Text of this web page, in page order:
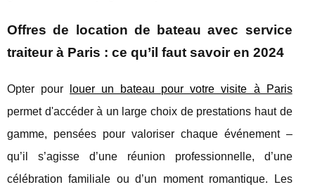
Offres de location de bateau avec service
traiteur à Paris : ce qu’il faut savoir en 2024
Opter pour
louer un bateau pour votre visite à Paris
permet d'accéder à un large choix de prestations haut de
gamme, pensées pour valoriser chaque événement –
qu’il s’agisse d’une réunion professionnelle, d’une
célébration familiale ou d’un moment romantique. Les